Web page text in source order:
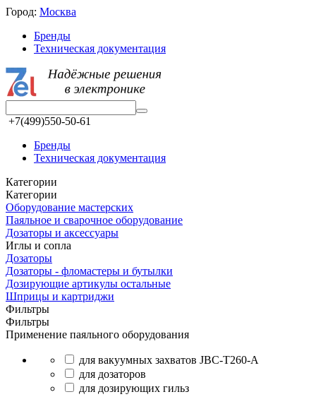
Город: Москва
Бренды
Техническая документация
+7(499)550-50-61
Бренды
Техническая документация
Категории
Категории
Оборудование мастерских
Паяльное и сварочное оборудование
Дозаторы и аксессуары
Иглы и сопла
Дозаторы
Дозаторы - фломастеры и бутылки
Дозирующие артикулы остальные
Шприцы и картриджи
Фильтры
Фильтры
Применение паяльного оборудования
для вакуумных захватов JBC-T260-A
для дозаторов
для дозирующих гильз